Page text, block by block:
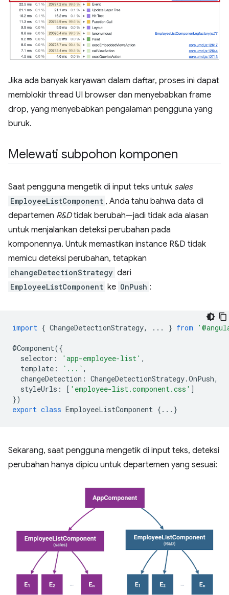
Jika ada banyak karyawan dalam daftar, proses ini dapat
memblokir thread UI browser dan menyebabkan frame
drop, yang menyebabkan pengalaman pengguna yang
buruk.
Melewati subpohon komponen
Saat pengguna mengetik di input teks untuk sales
EmployeeListComponent , Anda tahu bahwa data di
departemen R&Dtidak berubah—jadi tidak ada alasan
untuk menjalankan deteksi perubahan pada
komponennya. Untuk memastikan instance R&D tidak
memicu deteksi perubahan, tetapkan
changeDetectionStrategy dari
EmployeeListComponent ke OnPush :
import { ChangeDetectionStrategy, ... } from
@Component({
selector : 'app-employee-list' ,
template : `...` ,
changeDetection : ChangeDetectionStrategy.OnPush,
styleUrls : [ 'employee-list.component.css' ]
})
export class EmployeeListComponent {...}
Sekarang, saat pengguna mengetik di input teks, deteksi
perubahan hanya dipicu untuk departemen yang sesuai: